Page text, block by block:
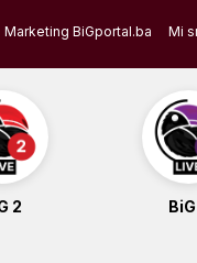
Marketing BiGportal.ba Mi
2